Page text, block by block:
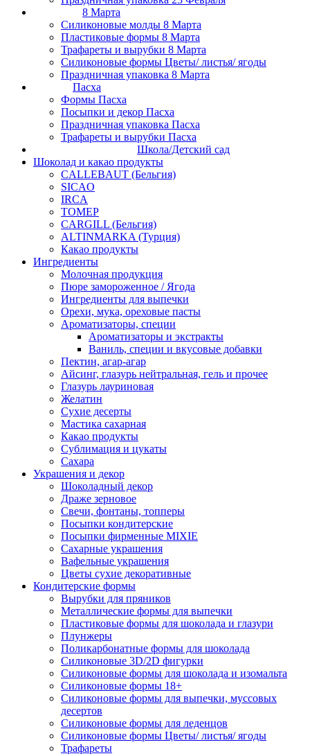
8 Марта
Силиконовые молды 8 Марта
Пластиковые формы 8 Марта
Трафареты и вырубки 8 Марта
Силиконовые формы Цветы/ листья/ ягоды
Праздничная упаковка 8 Марта
Пасха
Формы Пасха
Посыпки и декор Пасха
Праздничная упаковка Пасха
Трафареты и вырубки Пасха
Школа/Детский сад
Шоколад и какао продукты
CALLEBAUT (Бельгия)
SICAO
IRCA
ТОМЕР
CARGILL (Бельгия)
ALTINMARKA (Турция)
Какао продукты
Ингредиенты
Молочная продукция
Пюре замороженное / Ягода
Ингредиенты для выпечки
Орехи, мука, ореховые пасты
Ароматизаторы, специи
Ароматизаторы и экстракты
Ваниль, специи и вкусовые добавки
Пектин, агар-агар
Айсинг, глазурь нейтральная, гель и прочее
Глазурь лауриновая
Желатин
Сухие десерты
Мастика сахарная
Какао продукты
Сублимация и цукаты
Сахара
Украшения и декор
Шоколадный декор
Драже зерновое
Свечи, фонтаны, топперы
Посыпки кондитерские
Посыпки фирменные MIXIE
Сахарные украшения
Вафельные украшения
Цветы сухие декоративные
Кондитерские формы
Вырубки для пряников
Металлические формы для выпечки
Пластиковые формы для шоколада и глазури
Плунжеры
Поликарбонатные формы для шоколада
Силиконовые 3D/2D фигурки
Силиконовые формы для шоколада и изомальта
Силиконовые формы 18+
Силиконовые формы для выпечки, муссовых
десертов
Силиконовые формы для леденцов
Силиконовые формы Цветы/ листья/ ягоды
Трафареты